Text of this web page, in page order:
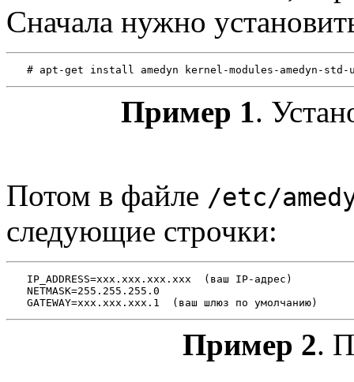
Сначала нужно
Пример 1.
Потом в файле /etc/
следующие строчки:
IP_ADDRESS=xxx.xxx.xxx.xxx  (ваш IP-адрес)
NETMASK=255.255.255.0
Пример 2.